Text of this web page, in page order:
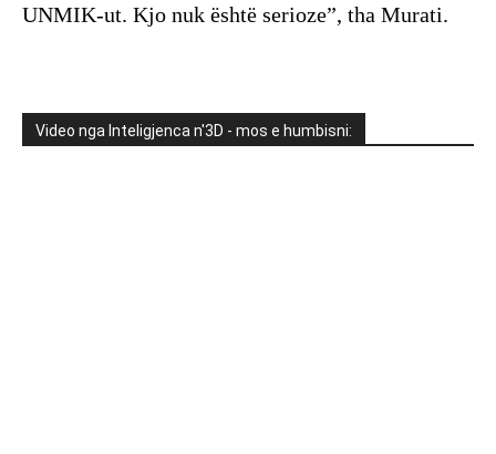
UNMIK-ut. Kjo nuk është serioze”, tha Murati.
Video nga Inteligjenca n'3D - mos e humbisni: